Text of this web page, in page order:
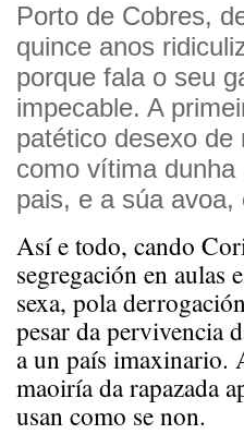
Porto de Cobres,
quince anos
porque fala o seu
impecable. A
patético desexo
como vítima
pais, e a súa
Así e todo, cando
segregación en aulas
sexa, pola
pesar da pervivencia
a un país imaxinario.
maoiría da rapazada
usan como se non.